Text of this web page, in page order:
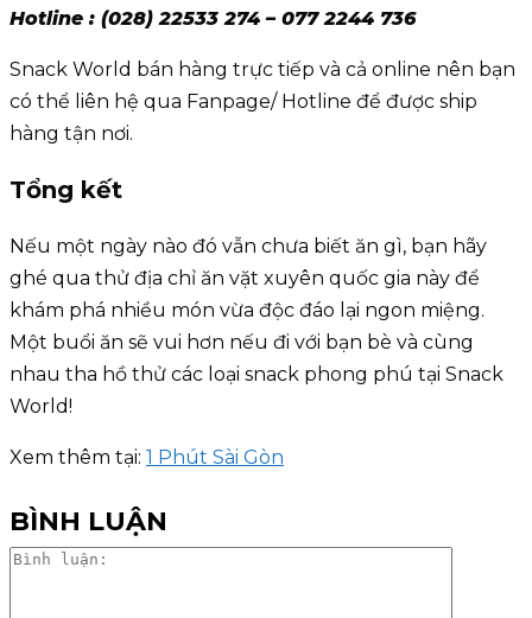
Hotline : (028) 22533 274 – 077 2244 736
Snack World bán hàng trực tiếp và cả online nên bạn
có thể liên hệ qua Fanpage/ Hotline để được ship
hàng tận nơi.
Tổng kết
Nếu một ngày nào đó vẫn chưa biết ăn gì, bạn hãy
ghé qua thử địa chỉ ăn vặt xuyên quốc gia này để
khám phá nhiều món vừa độc đáo lại ngon miệng.
Một buổi ăn sẽ vui hơn nếu đi với bạn bè và cùng
nhau tha hồ thử các loại snack phong phú tại Snack
World!
Xem thêm tại: 1 Phút Sài Gòn
BÌNH LUẬN